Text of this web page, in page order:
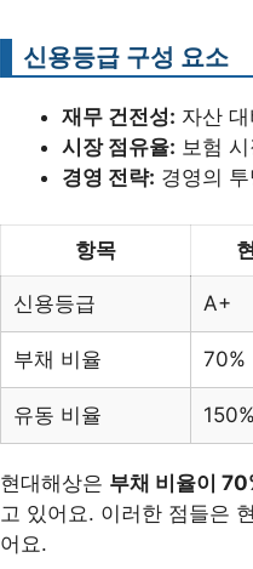
신용등급 구성 요소
재무 건전성: 자산
시장 점유율: 보험
경영 전략: 경영의
항목
신용등급 A+
부채 비율 70%
유동 비율 150%
현대해상은 부채 비율이
고 있어요. 이러한 점들은
어요.